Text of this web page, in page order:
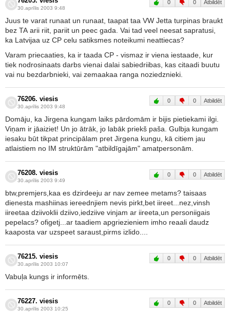
30.aprīlis 2003 9:48
0 0 Atbildēt
Juus te varat runaat un runaat, taapat taa VW Jetta turpinas braukt
bez TA arii riit, pariit un peec gada. Vai tad veel neesat sapratusi,
ka Latvijaa uz CP celu satiksmes noteikumi neattiecas?
Varam priecaaties, ka ir taada CP - vismaz ir viena iestaade, kur
tiek nodrosinaats darbs vienai dalai sabiedriibas, kas citaadi buutu
vai nu bezdarbnieki, vai zemaakaa ranga noziedznieki.
76206. viesis
30.aprīlis 2003 9:48
0 0 Atbildēt
Domāju, ka Jirgena kungam laiks pārdomām ir bijis pietiekami ilgi.
Viņam ir jāaiziet! Un jo ātrāk, jo labāk priekš paša. Gulbja kungam
iesaku būt tikpat principālam pret Jirgena kungu, kā citiem jau
atlaistiem no IM struktūrām "atbildīgajām" amatpersonām.
76208. viesis
30.aprīlis 2003 9:49
0 0 Atbildēt
btw,premjers,kaa es dzirdeeju ar nav zemee metams? taisaas
dienesta mashiinas iereednjiem nevis pirkt,bet iireet...nez,vinsh
iireetaa dziivoklii dziivo,iedziive vinjam ar iireeta,un personiigais
pepelacs? ofigetj...ar taadiem apgriezieniem imho reaali daudz
kaaposta var uzspeet saraust,pirms izlido....
76215. viesis
30.aprīlis 2003 10:07
0 0 Atbildēt
Vabuļa kungs ir informēts.
76227. viesis
30.aprīlis 2003 10:25
0 0 Atbildēt